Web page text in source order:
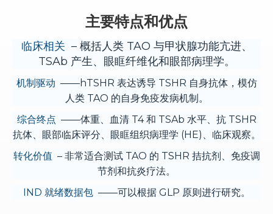
主要特点和优点
临床相关 – 概括人类 TAO 与甲状腺功能亢进、
TSAb 产生、眼眶纤维化和眼部病理学。
机制驱动 ——hTSHR 表达诱导 TSHR 自身抗体，模仿
人类 TAO 的自身免疫发病机制。
综合终点 ——体重、血清 T4 和 TSAb 水平、抗 TSHR
抗体、眼部临床评分、眼眶组织病理学 (HE)、临床观察。
转化价值 – 非常适合测试 TAO 的 TSHR 拮抗剂、免疫调
节剂和抗炎疗法。
IND 就绪数据包——可以根据 GLP 原则进行研究。